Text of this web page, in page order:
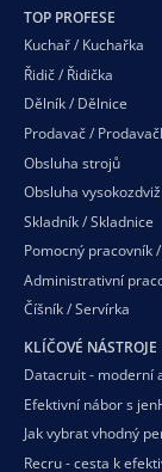
TOP PROFESE
Kuchař / Kuchařka
Řidič / Řidička
Dělník / Dělnice
Prodavač /
Obsluha strojů
Obsluha
Skladník / Skladnice
Pomocný pracovník
Administrativní
Číšník / Servírka
KLÍČOVÉ NÁSTROJE
Datacruit - moderní
Efektivní nábor s
Jak vybrat vhodný
Recru - cesta k